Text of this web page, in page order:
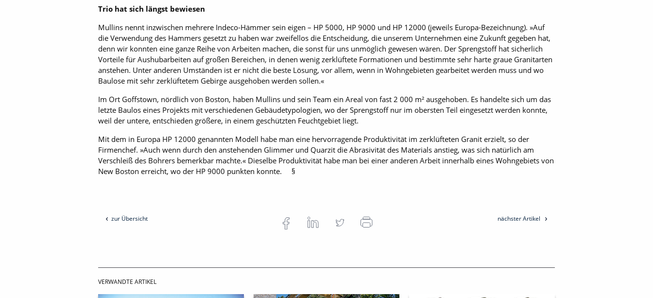
Trio hat sich längst bewiesen
Mullins nennt inzwischen ­mehrere Indeco-Hämmer sein eigen – HP 5000, HP 9000 und HP 12000 (jeweils Europa-Bezeichnung). »Auf
die Verwendung des Hammers gesetzt zu haben war zweifellos die Entscheidung, die unserem Unternehmen eine Zukunft gegeben hat,
denn wir konnten eine ganze Reihe von Arbeiten machen, die sonst für uns unmöglich gewesen wären. Der Sprengstoff hat sicherlich
Vorteile für Aushubarbeiten auf großen Bereichen, in denen wenig zerklüftete Formationen und bestimmte sehr harte graue Granitarten
anstehen. Unter anderen Umständen ist er nicht die beste Lösung, vor allem, wenn in Wohngebieten gearbeitet werden muss und wo
Baulose mit sehr zerklüftetem Gebirge ausgehoben werden sollen.«
Im Ort Goffstown, nördlich von Boston, haben Mullins und sein Team ein Areal von fast 2 000 m² ausgehoben. Es handelte sich um das
letzte Baulos eines Projekts mit verschiedenen ­Gebäudetypologien, wo der Sprengstoff nur im obersten Teil eingesetzt werden konnte,
weil der untere, entschieden größere, in einem geschützten Feuchtgebiet liegt.
Mit dem in Europa HP 12000 genannten Modell habe man eine hervorragende Produktivität im zerklüfteten Granit erzielt, so der
Firmenchef. »Auch wenn durch den anstehenden Glimmer und Quarzit die Abrasivität des Materials anstieg, was sich natürlich am
Verschleiß des Bohrers bemerkbar machte.« Dieselbe Produktivität habe man bei ­einer anderen Arbeit innerhalb eines Wohngebiets von
New Boston erreicht, wo der HP 9000 punkten konnte. §
zur Übersicht nächster Artikel
VERWANDTE ARTIKEL